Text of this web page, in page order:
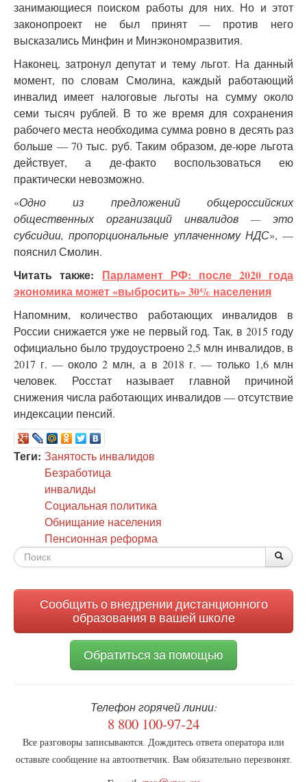
занимающиеся поиском работы для них. Но и этот
законопроект не был принят — против него
высказались Минфин и Минэкономразвития.
Наконец, затронул депутат и тему льгот. На данный
момент, по словам Смолина, каждый работающий
инвалид имеет налоговые льготы на сумму около
семи тысяч рублей. В то же время для сохранения
рабочего места необходима сумма ровно в десять раз
больше — 70 тыс. руб. Таким образом, де-юре льгота
действует, а де-факто воспользоваться ею
практически невозможно.
«Одно из предложений общероссийских
общественных организаций инвалидов — это
субсидии, пропорциональные уплаченному НДС», —
пояснил Смолин.
Читать также: Парламент РФ: после 2020 года
экономика может «выбросить» 30% населения
Напомним, количество работающих инвалидов в
России снижается уже не первый год. Так, в 2015 году
официально было трудоустроено 2,5 млн инвалидов, в
2017 г. — около 2 млн, а в 2018 г. — только 1,6 млн
человек. Росстат называет главной причиной
снижения числа работающих инвалидов — отсутствие
индексации пенсий.
Теги: Занятость инвалидов
Безработица
инвалиды
Социальная политика
Обнищание населения
Пенсионная реформа
Форма
Сообщить о внедрении дистанционного
образования в вашей школе
Обратиться за помощью
Телефон горячей линии:
8 800 100-97-24
Все разговоры записываются. Дождитесь ответа оператора или
оставьте сообщение на автоответчик. Вам обязательно перезвонят.